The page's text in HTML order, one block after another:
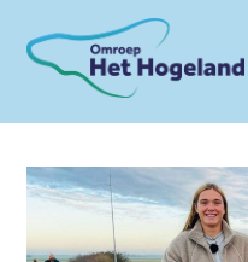
content